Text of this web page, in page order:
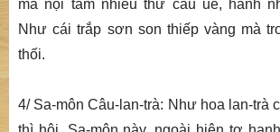
mà nội tâm nhiều thứ cấu uế, hành
Như cái trắp sơn son thiếp vàng mà
thối.
4/ Sa-môn Câu-lan-trà: Như hoa lan-trà